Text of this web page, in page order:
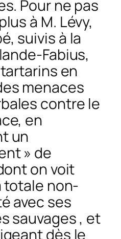
Pour ne pas
à M. Lévy,
suivis à la
Fabius,
en
menaces
contre le
en
un
» de
on voit
totale non-
avec ses
sauvages , et
dès le